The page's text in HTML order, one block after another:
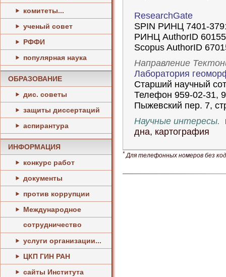
комитеты...
ученый совет
РФФИ
популярная наука
ОБРАЗОВАНИЕ
дис. советы
защиты диссертаций
аспирантура
ИНФОРМАЦИЯ
конкурс работ
документы
против коррупции
Международное
сотрудничество
услуги организации...
ЦКП ГИН РАН
сайты Института
ResearchGate
SPIN РИНЦ 7401-
РИНЦ AuthorID 60155
Scopus AuthorID
Направление
Лаборатория
Старший научный
Телефон 959-02-31,
Пыжевский пер. 7,
Научные интересы.
дна, картография
*Для телефонных номеров без